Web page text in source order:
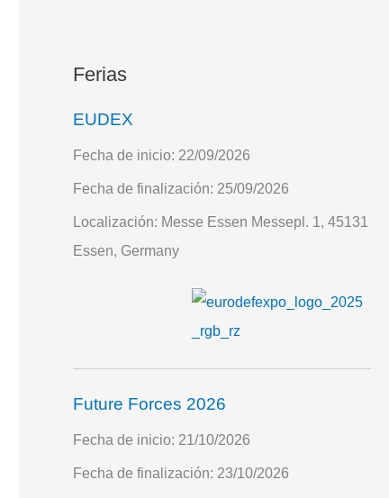
Ferias
EUDEX
Fecha de inicio: 22/09/2026
Fecha de finalización: 25/09/2026
Localización: Messe Essen Messepl. 1, 45131
Essen, Germany
Future Forces 2026
Fecha de inicio: 21/10/2026
Fecha de finalización: 23/10/2026